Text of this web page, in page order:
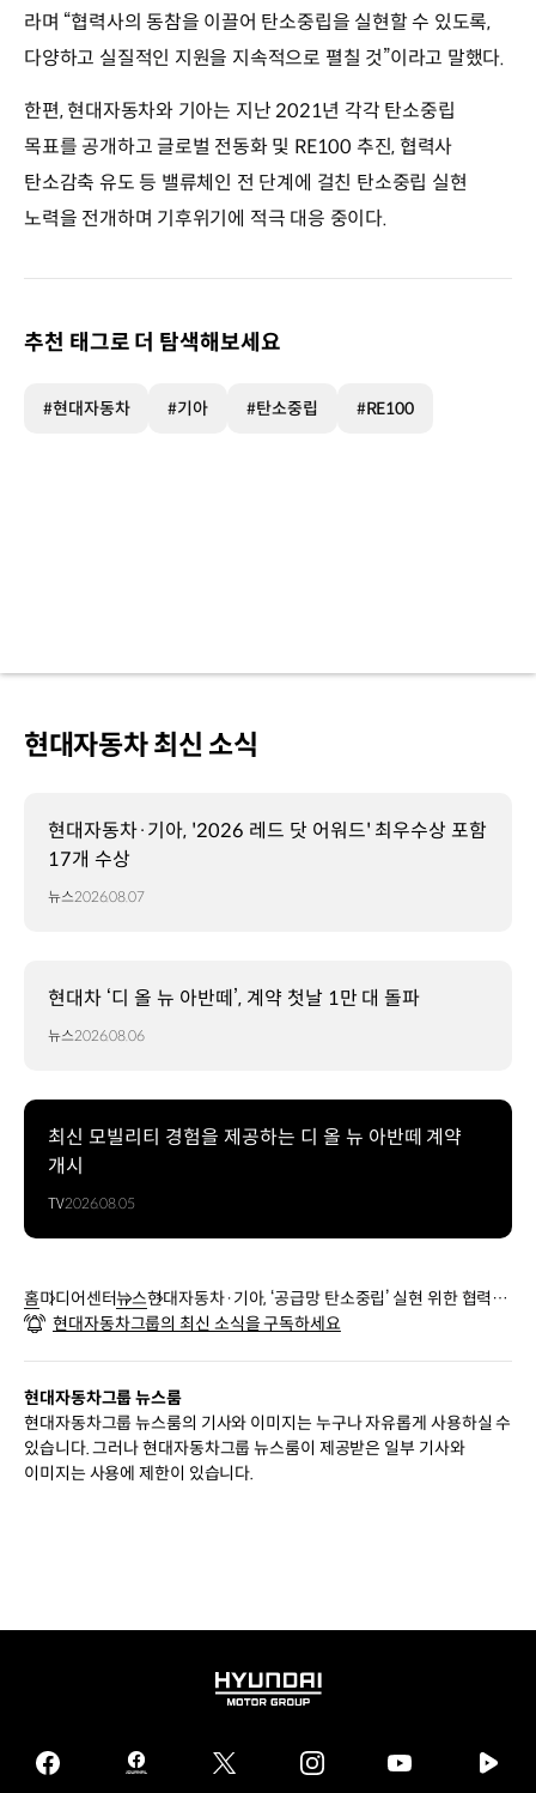
라며 “협력사의 동참을 이끌어 탄소중립을 실현할 수 있도록,
다양하고 실질적인 지원을 지속적으로 펼칠 것”이라고 말했다.
한편, 현대자동차와 기아는 지난 2021년 각각 탄소중립
목표를 공개하고 글로벌 전동화 및 RE100 추진, 협력사
탄소감축 유도 등 밸류체인 전 단계에 걸친 탄소중립 실현
노력을 전개하며 기후위기에 적극 대응 중이다.
추천 태그로 더 탐색해보세요
#현대자동차 #기아 #탄소중립 #RE100
현대자동차 최신 소식
현대자동차·기아, '2026 레드 닷 어워드' 최우수상 포함
17개 수상
뉴스2026.08.07
현대차 ‘디 올 뉴 아반떼’, 계약 첫날 1만 대 돌파
뉴스2026.08.06
최신 모빌리티 경험을 제공하는 디 올 뉴 아반떼 계약
개시
TV2026.08.05
홈미디어센터뉴스현대자동차·기아, ‘공급망 탄소중립’ 실현 위한 협력사
교육 지원 프로그램 실시
현대자동차그룹의 최신 소식을 구독하세요
현대자동차그룹 뉴스룸
현대자동차그룹 뉴스룸의 기사와 이미지는 누구나 자유롭게 사용하실 수
있습니다. 그러나 현대자동차그룹 뉴스룸이 제공받은 일부 기사와
이미지는 사용에 제한이 있습니다.
HYUNDAI
GROUP
facebook
hmg twitter instagram